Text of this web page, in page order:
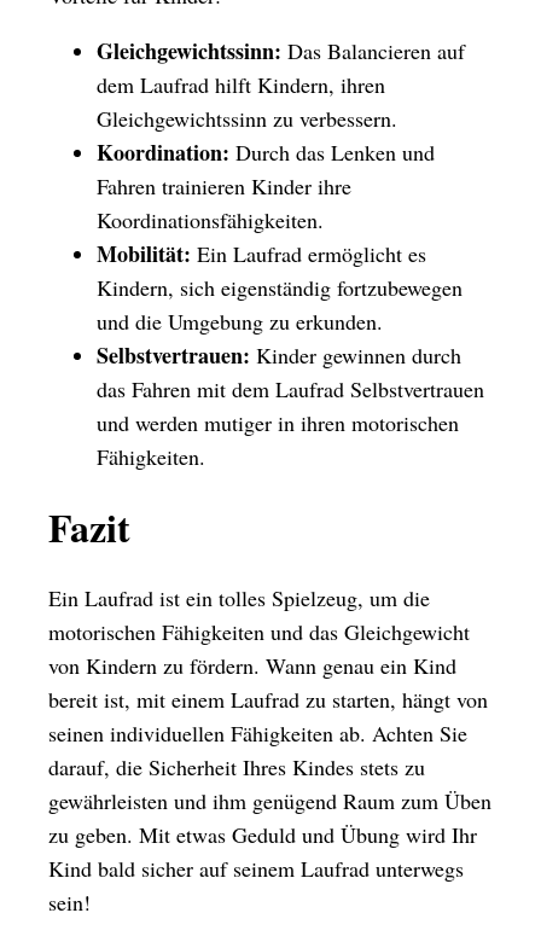
Gleichgewichtssinn: Das Balancieren auf
dem Laufrad hilft Kindern, ihren
Gleichgewichtssinn zu verbessern.
Koordination: Durch das Lenken und
Fahren trainieren Kinder ihre
Koordinationsfähigkeiten.
Mobilität: Ein Laufrad ermöglicht es
Kindern, sich eigenständig fortzubewegen
und die Umgebung zu erkunden.
Selbstvertrauen: Kinder gewinnen durch
das Fahren mit dem Laufrad Selbstvertrauen
und werden mutiger in ihren motorischen
Fähigkeiten.
Fazit
Ein Laufrad ist ein tolles Spielzeug, um die
motorischen Fähigkeiten und das Gleichgewicht
von Kindern zu fördern. Wann genau ein Kind
bereit ist, mit einem Laufrad zu starten, hängt von
seinen individuellen Fähigkeiten ab. Achten Sie
darauf, die Sicherheit Ihres Kindes stets zu
gewährleisten und ihm genügend Raum zum Üben
zu geben. Mit etwas Geduld und Übung wird Ihr
Kind bald sicher auf seinem Laufrad unterwegs
sein!